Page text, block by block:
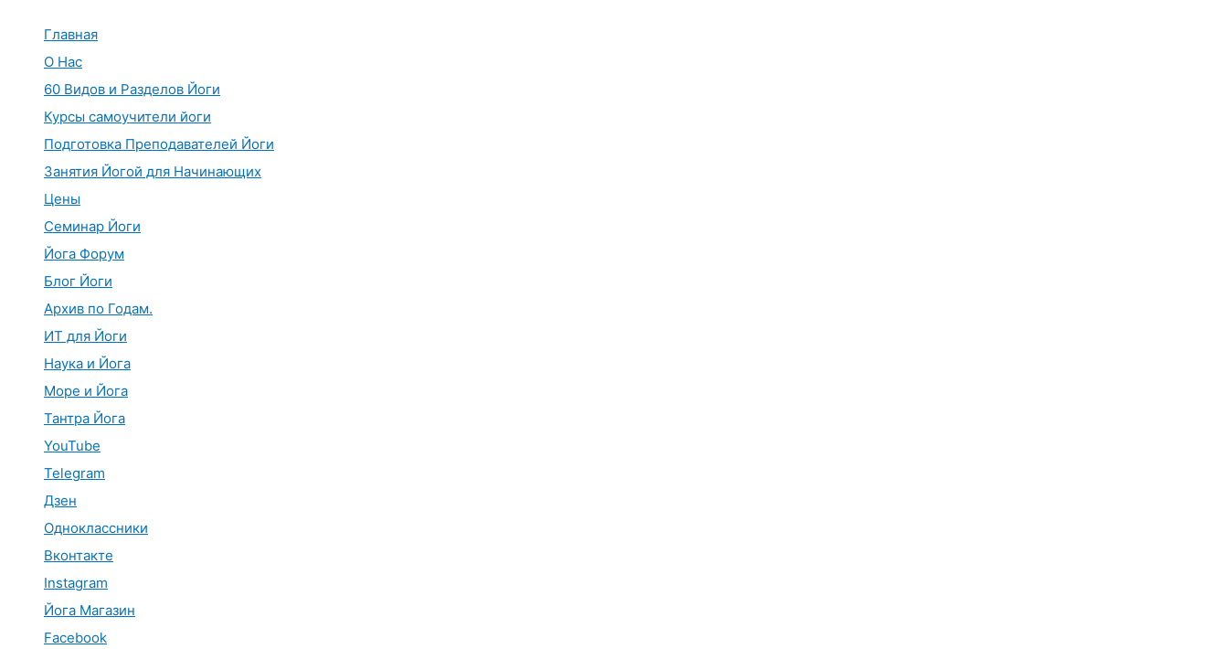
Главная
О Нас
60 Видов и Разделов Йоги
Курсы самоучители йоги
Подготовка Преподавателей Йоги
Занятия Йогой для Начинающих
Цены
Семинар Йоги
Йога Форум
Блог Йоги
Архив по Годам.
ИТ для Йоги
Наука и Йога
Море и Йога
Тантра Йога
YouTube
Telegram
Дзен
Одноклассники
Вконтакте
Instagram
Йога Магазин
Facebook